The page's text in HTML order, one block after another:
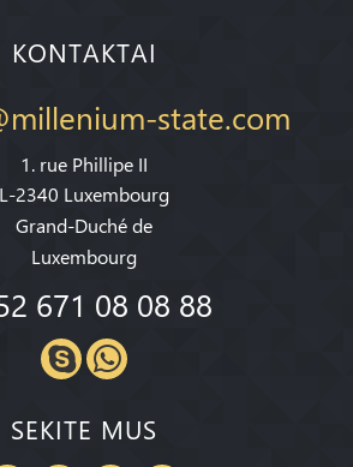
KONTAKTAI
state.com
1. rue Phillipe II
L-2340 Luxembourg
Grand-Duché de
Luxembourg
671 08 08 88
SEKITE MUS